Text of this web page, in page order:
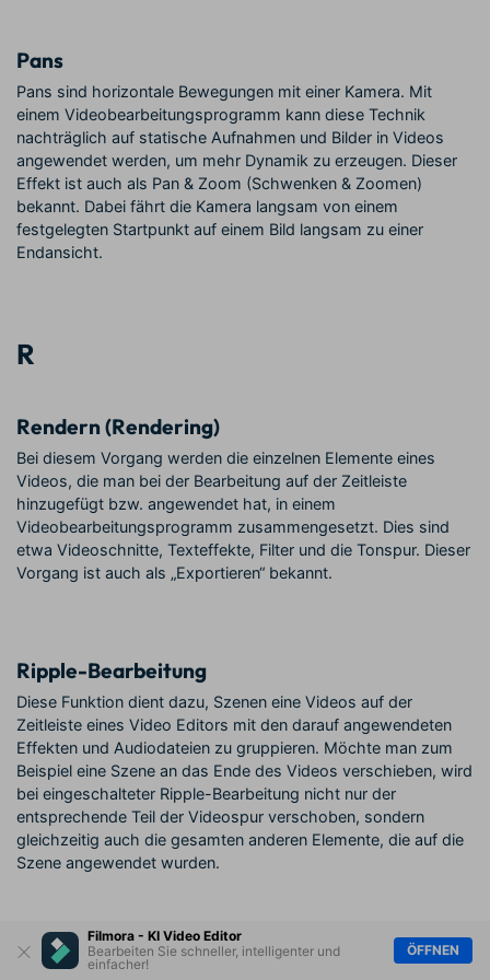
Filmora - KI Video Editor
Bearbeiten Sie schneller, intelligenter und
einfacher!
ÖFFNEN
Pans
Pans sind horizontale Bewegungen mit einer Kamera. Mit
einem Videobearbeitungsprogramm kann diese Technik
nachträglich auf statische Aufnahmen und Bilder in Videos
angewendet werden, um mehr Dynamik zu erzeugen. Dieser
Effekt ist auch als Pan & Zoom (Schwenken & Zoomen)
bekannt. Dabei fährt die Kamera langsam von einem
festgelegten Startpunkt auf einem Bild langsam zu einer
Endansicht.
R
Rendern (Rendering)
Bei diesem Vorgang werden die einzelnen Elemente eines
Videos, die man bei der Bearbeitung auf der Zeitleiste
hinzugefügt bzw. angewendet hat, in einem
Videobearbeitungsprogramm zusammengesetzt. Dies sind
etwa Videoschnitte, Texteffekte, Filter und die Tonspur. Dieser
Vorgang ist auch als „Exportieren“ bekannt.
Ripple-Bearbeitung
Diese Funktion dient dazu, Szenen eine Videos auf der
Zeitleiste eines Video Editors mit den darauf angewendeten
Effekten und Audiodateien zu gruppieren. Möchte man zum
Beispiel eine Szene an das Ende des Videos verschieben, wird
bei eingeschalteter Ripple-Bearbeitung nicht nur der
entsprechende Teil der Videospur verschoben, sondern
gleichzeitig auch die gesamten anderen Elemente, die auf die
Szene angewendet wurden.
S